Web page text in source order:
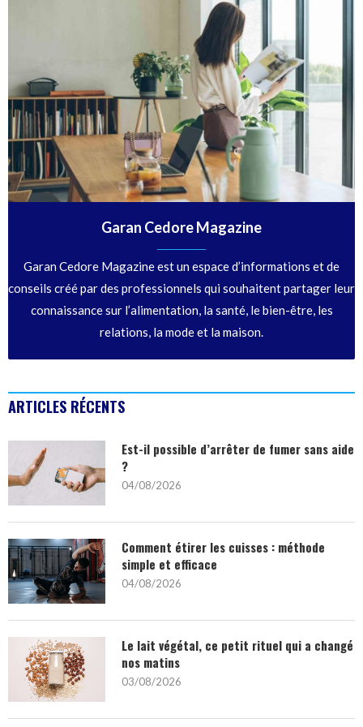
Garan Cedore Magazine
Garan Cedore Magazine est un espace d’informations et de
conseils créé par des professionnels qui souhaitent partager leur
connaissance sur l’alimentation, la santé, le bien-être, les
relations, la mode et la maison.
ARTICLES RÉCENTS
Est-il possible d’arrêter de fumer sans aide
?
04/08/2026
Comment étirer les cuisses : méthode
simple et efficace
04/08/2026
Le lait végétal, ce petit rituel qui a changé
nos matins
03/08/2026